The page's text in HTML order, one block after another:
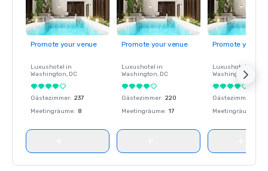
Promote your venue
Luxushotel in
Washington, DC
Gästezimmer: 237
Meetingräume: 8
Promote your venue
Luxushotel in
Washington, DC
Gästezimmer: 220
Meetingräume: 17
Promote your
Luxushotel in
Washington
Gästezimmer
Meetingräume